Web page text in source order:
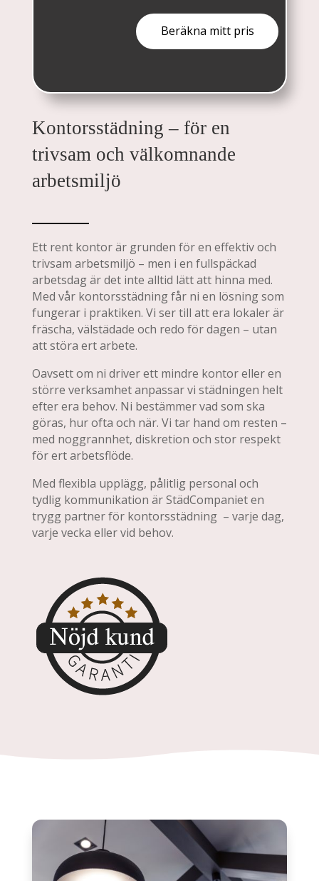
Kontorsstädning – för en
trivsam och välkomnande
arbetsmiljö
Ett rent kontor är grunden för en effektiv och
trivsam arbetsmiljö – men i en fullspäckad
arbetsdag är det inte alltid lätt att hinna med.
Med vår kontorsstädning får ni en lösning som
fungerar i praktiken. Vi ser till att era lokaler är
fräscha, välstädade och redo för dagen – utan
att störa ert arbete.
Oavsett om ni driver ett mindre kontor eller en
större verksamhet anpassar vi städningen helt
efter era behov. Ni bestämmer vad som ska
göras, hur ofta och när. Vi tar hand om resten –
med noggrannhet, diskretion och stor respekt
för ert arbetsflöde.
Med flexibla upplägg, pålitlig personal och
tydlig kommunikation är StädCompaniet en
trygg partner för kontorsstädning – varje dag,
varje vecka eller vid behov.